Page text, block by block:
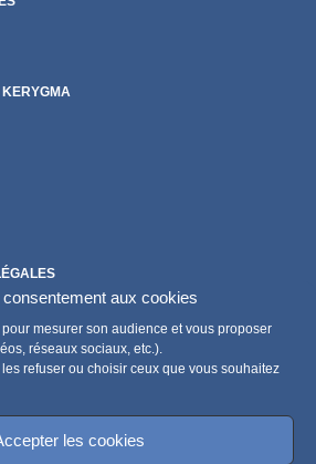
aux cookies
mesurer son audience et vous proposer
réseaux sociaux, etc.).
refuser ou choisir ceux que vous souhaitez
les cookies